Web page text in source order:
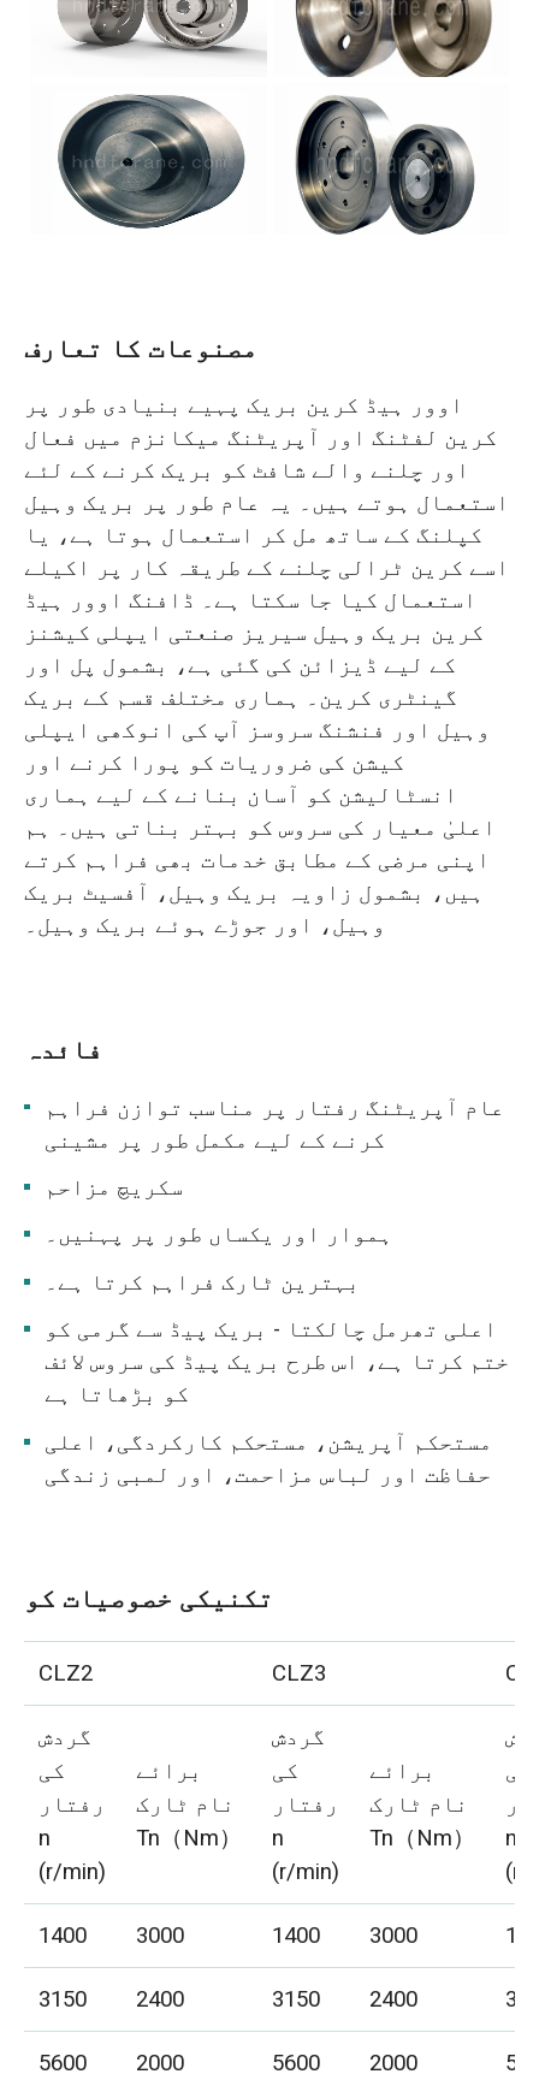
مصنوعات کا تعارف
اوور ہیڈ کرین بریک پہیے بنیادی طور پر
کرین لفٹنگ اور آپریٹنگ میکانزم میں فعال
اور چلنے والے شافٹ کو بریک کرنے کے لئے
استعمال ہوتے ہیں۔ یہ عام طور پر بریک وہیل
کپلنگ کے ساتھ مل کر استعمال ہوتا ہے، یا
اسے کرین ٹرالی چلنے کے طریقہ کار پر اکیلے
استعمال کیا جا سکتا ہے۔ ڈافنگ اوور ہیڈ
کرین بریک وہیل سیریز صنعتی ایپلی کیشنز
کے لیے ڈیزائن کی گئی ہے، بشمول پل اور
گینٹری کرین۔ ہماری مختلف قسم کے بریک
وہیل اور فنشنگ سروسز آپ کی انوکھی ایپلی
کیشن کی ضروریات کو پورا کرنے اور
انسٹالیشن کو آسان بنانے کے لیے ہماری
اعلیٰ معیار کی سروس کو بہتر بناتی ہیں۔ ہم
اپنی مرضی کے مطابق خدمات بھی فراہم کرتے
ہیں، بشمول زاویہ بریک وہیل، آفسیٹ بریک
وہیل، اور جوڑے ہوئے بریک وہیل۔
فائدہ
عام آپریٹنگ رفتار پر مناسب توازن فراہم
کرنے کے لیے مکمل طور پر مشینی
سکریچ مزاحم
ہموار اور یکساں طور پر پہنیں۔
بہترین ٹارک فراہم کرتا ہے۔
اعلی تھرمل چالکتا - بریک پیڈ سے گرمی کو
ختم کرتا ہے، اس طرح بریک پیڈ کی سروس لائف
کو بڑھاتا ہے
مستحکم آپریشن، مستحکم کارکردگی، اعلی
حفاظت اور لباس مزاحمت، اور لمبی زندگی
تکنیکی خصوصیات کو
CLZ2 CLZ3
گردش
کی
رفتار
n
(r/min)
برائے
نام ٹارک
Tn（Nm）
گردش
کی
رفتار
n
(r/min)
برائے
نام ٹارک
Tn（Nm）
کی
n
(r/
1400
3000 1400 3000
3150
2400 3150 2400
5600
2000 5600 2000